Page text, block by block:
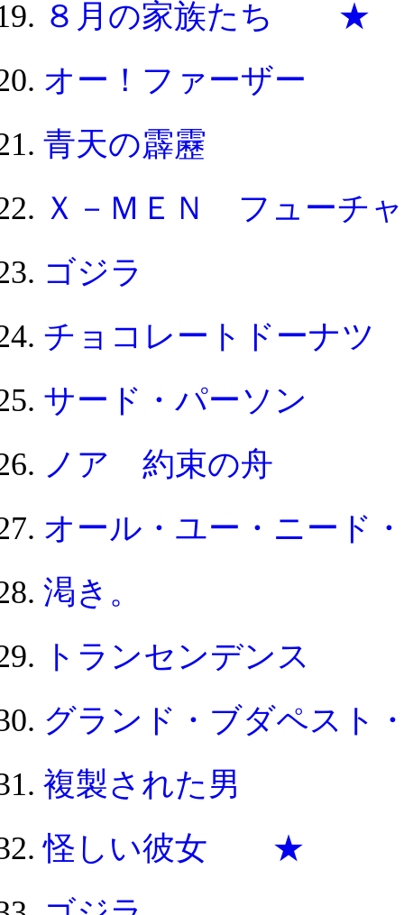
８月の家族たち ★
オー！ファーザー
青天の霹靂
Ｘ－ＭＥＮ フュー
ゴジラ
チョコレートドー
サード・パーソン
ノア 約束の舟
オール・ユー・ニー
渇き。
トランセンデンス
グランド・ブダペスト
複製された男
怪しい彼女 ★